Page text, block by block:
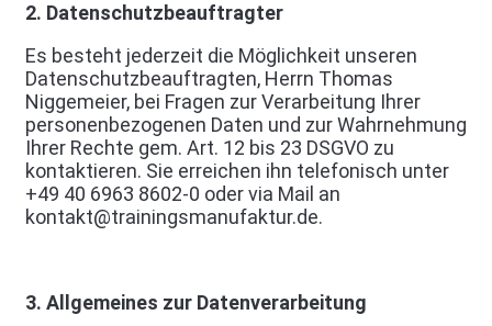
2. Datenschutzbeauftragter
Es besteht jederzeit die Möglichkeit unseren
Datenschutzbeauftragten, Herrn Thomas
Niggemeier, bei Fragen zur Verarbeitung Ihrer
personenbezogenen Daten und zur Wahrnehmung
Ihrer Rechte gem. Art. 12 bis 23 DSGVO zu
kontaktieren. Sie erreichen ihn telefonisch unter
+49 40 6963 8602-0 oder via Mail an
kontakt@trainingsmanufaktur.de.
3. Allgemeines zur Datenverarbeitung